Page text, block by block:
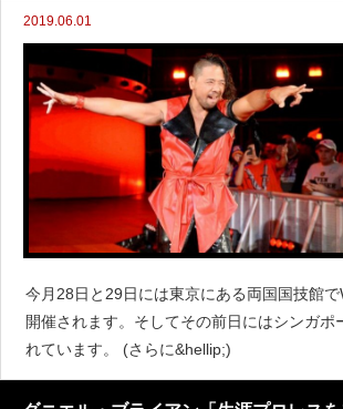
2019.06.01
今月28日と29日には東京にある両国国技館
開催されます。そしてその前日にはシンガポ
れています。 (さらに&hellip;)